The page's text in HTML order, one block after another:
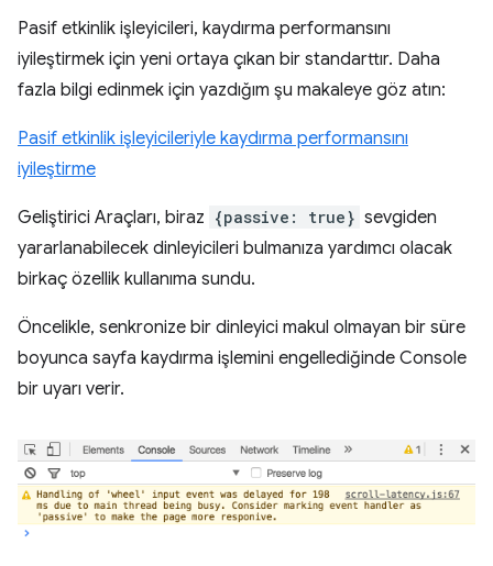
Pasif etkinlik işleyicileri, kaydırma performansını
iyileştirmek için yeni ortaya çıkan bir standarttır. Daha
fazla bilgi edinmek için yazdığım şu makaleye göz atın:
Pasif etkinlik işleyicileriyle kaydırma performansını
iyileştirme
Geliştirici Araçları, biraz {passive: true} sevgiden
yararlanabilecek dinleyicileri bulmanıza yardımcı olacak
birkaç özellik kullanıma sundu.
Öncelikle, senkronize bir dinleyici makul olmayan bir süre
boyunca sayfa kaydırma işlemini engellediğinde Console
bir uyarı verir.